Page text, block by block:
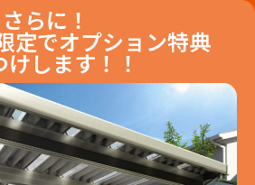
さらに！
定でオプション特典
けします！！